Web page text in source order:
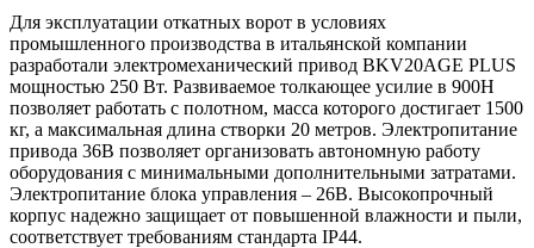
Для эксплуатации откатных ворот в условиях
промышленного производства в итальянской компании
разработали электромеханический привод BKV20AGE PLUS
мощностью 250 Вт. Развиваемое толкающее усилие в 900Н
позволяет работать с полотном, масса которого достигает 1500
кг, а максимальная длина створки 20 метров. Электропитание
привода 36В позволяет организовать автономную работу
оборудования с минимальными дополнительными затратами.
Электропитание блока управления – 26В. Высокопрочный
корпус надежно защищает от повышенной влажности и пыли,
соответствует требованиям стандарта IP44.